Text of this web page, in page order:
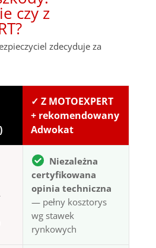
czy z
zdecyduje za
✓ Z MOTOEXPERT
+ rekomendowany
Adwokat
Niezależna
certyfikowana
opinia techniczna
— pełny kosztorys
wg stawek
rynkowych